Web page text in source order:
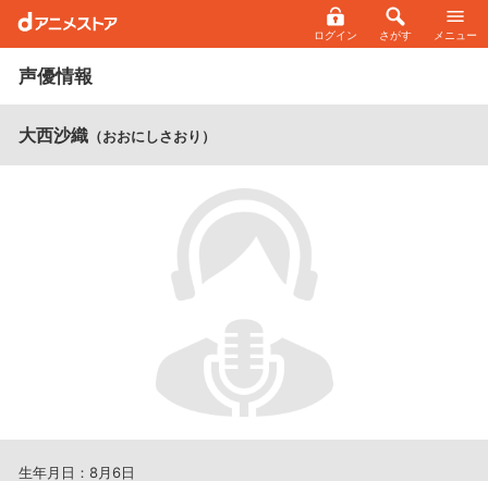
ログイン さがす メニュー
声優情報
大西沙織（おおにしさおり）
生年月日：8月6日